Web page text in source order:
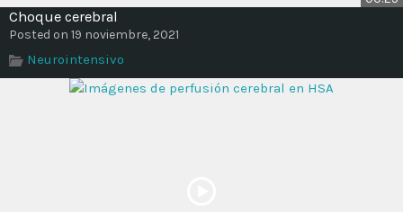
Choque cerebral
Posted on 19 noviembre, 2021
Neurointensivo